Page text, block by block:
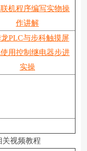
机程序编写实物操
作讲解
PLC与步科触摸屏
用控制继电器步进
实操
视频教程